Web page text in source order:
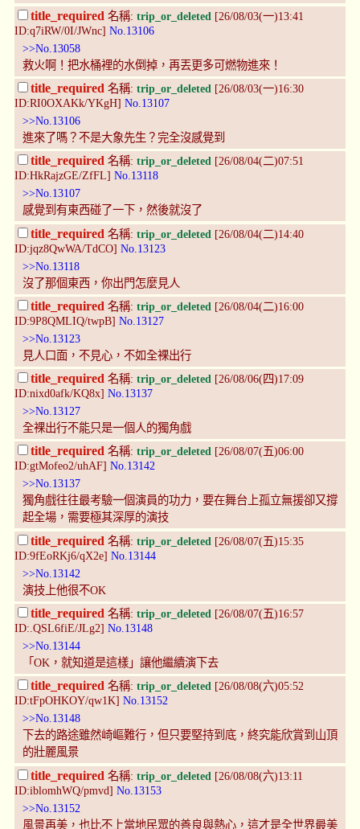
title_required 名稱: trip_or_deleted [26/08/03(一)13:41
ID:q7iRW/0I/JWnc] No.13106
>>No.13058
救火啊！把水桶裡的水倒掉，再丟更多可燃物進來！
title_required 名稱: trip_or_deleted [26/08/03(一)16:30
ID:RI0OXAKk/YKgH] No.13107
>>No.13106
進來了嗎？不是大象先生？完全沒感覺到
title_required 名稱: trip_or_deleted [26/08/04(二)07:51
ID:HkRajzGE/ZfFL] No.13118
>>No.13107
感覺到有東西碰了一下，然後就沒了
title_required 名稱: trip_or_deleted [26/08/04(二)14:40
ID:jqz8QwWA/TdCO] No.13123
>>No.13118
沒了那個東西，你出門怎麼見人
title_required 名稱: trip_or_deleted [26/08/04(二)16:00
ID:9P8QMLIQ/twpB] No.13127
>>No.13123
見人口面，不見心，不如全裸出行
title_required 名稱: trip_or_deleted [26/08/06(四)17:09
ID:nixd0afk/KQ8x] No.13137
>>No.13127
全裸出行不能只是一個人的獨角戲
title_required 名稱: trip_or_deleted [26/08/07(五)06:00
ID:gtMofeo2/uhAF] No.13142
>>No.13137
獨角戲往往最考驗一個演員的功力，要在舞台上孤立無援卻又撐
起全場，需要極其深厚的演技
title_required 名稱: trip_or_deleted [26/08/07(五)15:35
ID:9fEoRKj6/qX2e] No.13144
>>No.13142
演技上他很不OK
title_required 名稱: trip_or_deleted [26/08/07(五)16:57
ID:.QSL6fiE/JLg2] No.13148
>>No.13144
「OK，就知道是這樣」讓他繼續演下去
title_required 名稱: trip_or_deleted [26/08/08(六)05:52
ID:tFpOHKOY/qw1K] No.13152
>>No.13148
下去的路途雖然崎嶇難行，但只要堅持到底，終究能欣賞到山頂
的壯麗風景
title_required 名稱: trip_or_deleted [26/08/08(六)13:11
ID:iblomhWQ/pmvd] No.13153
>>No.13152
風景再美，也比不上當地民眾的善良與熱心，這才是全世界最美